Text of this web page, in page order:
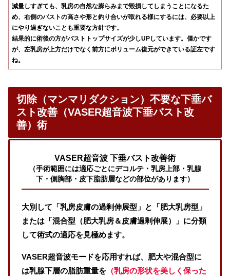
減量しすぎても、乳房の自然な膨らみまで毀損してしまうことになるた
め、右側のバストの高さや形と釣り合いが取れる様にするには、必要以上
にやり過ぎないことも重要な方針です。
結果的に術後の方がバストトップサイズが少しUPしています。僅かです
が、左乳房が上方だけでなく前方にボリューム復元ができている証左です
ね。
切除（マンマリダクション）不要な下垂バ
スト改善（VASER超音波下垂バスト改
善）術
VASER超音波 下垂バスト改善術
（手術範囲には適応ごとにデコルテ・乳房上部・乳腺
下・側胸部・皮下脂肪層などの部位があります）
大別して「乳房皮膚の過剰伸展型」と「肥大乳房型」
または「混合型（肥大乳房＆皮膚過剰伸展）」に分類
して術式の適応を見極めます。
VASER超音波モードを応用すれば、肥大や混合型に
は乳腺下層の脂肪重量を（乳房の形状を美しく保った